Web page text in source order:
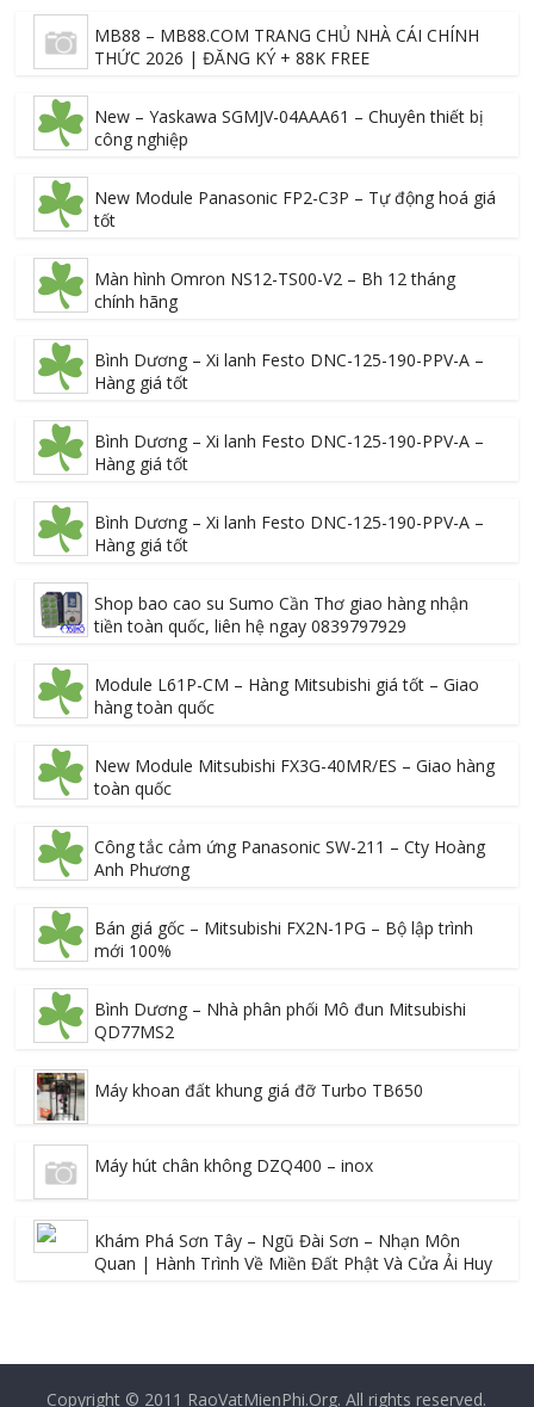
MB88 – MB88.COM TRANG CHỦ NHÀ CÁI CHÍNH
THỨC 2026 | ĐĂNG KÝ + 88K FREE
New – Yaskawa SGMJV-04AAA61 – Chuyên thiết bị
công nghiệp
New Module Panasonic FP2-C3P – Tự động hoá giá
tốt
Màn hình Omron NS12-TS00-V2 – Bh 12 tháng
chính hãng
Bình Dương – Xi lanh Festo DNC-125-190-PPV-A –
Hàng giá tốt
Bình Dương – Xi lanh Festo DNC-125-190-PPV-A –
Hàng giá tốt
Bình Dương – Xi lanh Festo DNC-125-190-PPV-A –
Hàng giá tốt
Shop bao cao su Sumo Cần Thơ giao hàng nhận
tiền toàn quốc, liên hệ ngay 0839797929
Module L61P-CM – Hàng Mitsubishi giá tốt – Giao
hàng toàn quốc
New Module Mitsubishi FX3G-40MR/ES – Giao hàng
toàn quốc
Công tắc cảm ứng Panasonic SW-211 – Cty Hoàng
Anh Phương
Bán giá gốc – Mitsubishi FX2N-1PG – Bộ lập trình
mới 100%
Bình Dương – Nhà phân phối Mô đun Mitsubishi
QD77MS2
Máy khoan đất khung giá đỡ Turbo TB650
Máy hút chân không DZQ400 – inox
Khám Phá Sơn Tây – Ngũ Đài Sơn – Nhạn Môn
Quan | Hành Trình Về Miền Đất Phật Và Cửa Ải Huy
Copyright © 2011 RaoVatMienPhi.Org. All rights reserved.